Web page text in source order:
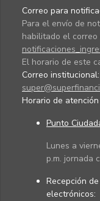
Correo para
Para el envío de
habilitado el
El horario de este
Correo institucional:
Horario de atención
Punto
Lunes a
p.m. jornada
Recepción
electrónicos: